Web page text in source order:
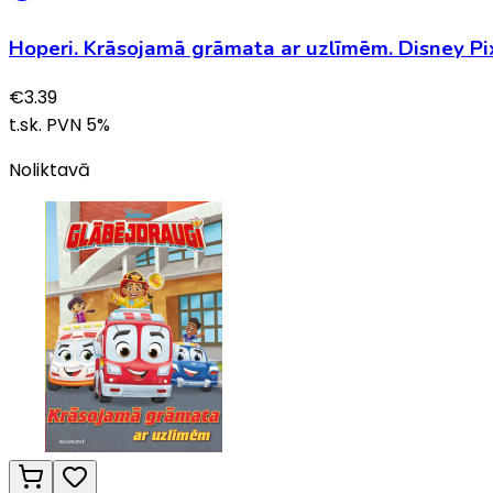
Hoperi. Krāsojamā grāmata ar uzlīmēm. Disney
€3.39
t.sk. PVN 5%
Noliktavā